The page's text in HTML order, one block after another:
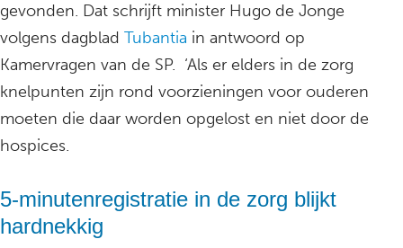
gevonden. Dat schrijft minister Hugo de Jonge
volgens dagblad Tubantia in antwoord op
Kamervragen van de SP. ‘Als er elders in de zorg
knelpunten zijn rond voorzieningen voor ouderen
moeten die daar worden opgelost en niet door de
hospices.
5-minutenregistratie in de zorg blijkt
hardnekkig